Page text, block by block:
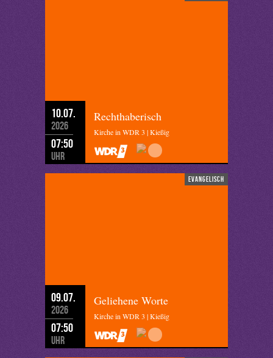
10.07.
2026
07:50
Uhr
Rechthaberisch
Kirche in WDR 3 | Kießig
evangelisch
09.07.
2026
07:50
Uhr
Geliehene Worte
Kirche in WDR 3 | Kießig